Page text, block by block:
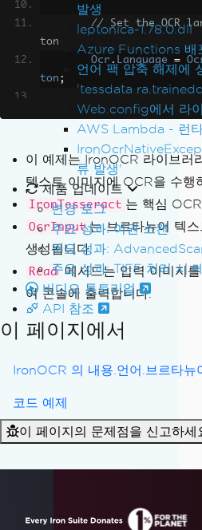
발생
leptonica-1.78.0.dll
Azure Functions 배
언어 팩 압축 해제에
'tessdata
Web.config에서 라
AWS Lambda - 런
류 발생'
제품 업데이트
변경 로그
주요 성과: 여권 스캔
주요 성과:
주요 성과: TIFF 처리 시
비디오 튜토리얼
API 참조
// Set the OCR
ton
Ocr . Language =
ton ;
// Read text from
ge or PDF document
        using
(var Input
@"images\Breton.png"
{
// Perform
t
var
Result
);
// Extract
CR result
var
// Output
t);
}
이 예제는 IronOCR 라이브러
텍스트 이미지에 OCR을 수행
IronTesseract 는 핵심
OcrInput 는 브르타뉴어 텍
생성됩니다.
Read 메서드는 입력 이미지
여 콘솔에 출력합니다.
이 페이지에서
IronOCR 의 내용.언어.브르타뉴
코드 예제
이 페이지의 문제점을 신고하세